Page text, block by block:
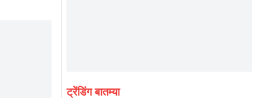
ट्रेंडिंग बातम्या